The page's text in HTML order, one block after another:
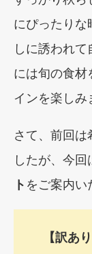
にぴったりな
しに誘われ
には旬の食材
インを楽しみ
さて、前回は
したが、今回
ト をご案内い
【訳あ